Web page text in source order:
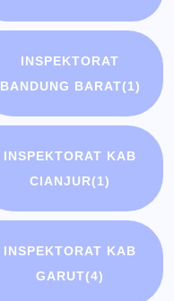
INSPEKTORAT
BANDUNG BARAT(1)
INSPEKTORAT KAB
CIANJUR(1)
INSPEKTORAT KAB
GARUT(4)